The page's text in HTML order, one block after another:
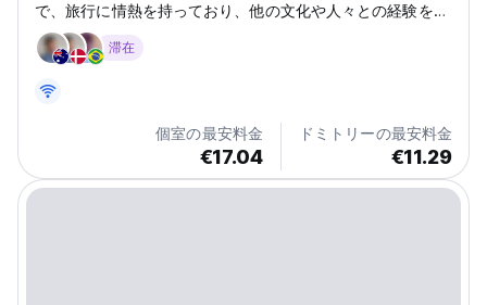
で、旅行に情熱を持っており、他の文化や人々との経験を共
有しています。
滞在
個室の最安料金
€17.04
ドミトリーの最安料金
€11.29